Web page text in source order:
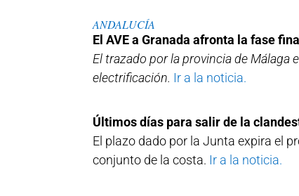
ANDALUCÍA
El AVE a Granada afronta la fase
El trazado por la provincia de Málaga
electrificación. Ir a la noticia.
Últimos días para salir de la
El plazo dado por la Junta expira el
conjunto de la costa. Ir a la noticia.